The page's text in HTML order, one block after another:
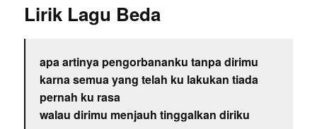
Lirik Lagu Beda
apa artinya pengorbananku tanpa dirimu
karna semua yang telah ku lakukan tiada
pernah ku rasa
walau dirimu menjauh tinggalkan diriku